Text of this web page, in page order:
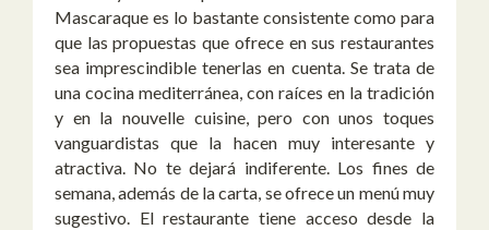
Mascaraque es lo bastante consistente como para
que las propuestas que ofrece en sus restaurantes
sea imprescindible tenerlas en cuenta. Se trata de
una cocina mediterránea, con raíces en la tradición
y en la nouvelle cuisine, pero con unos toques
vanguardistas que la hacen muy interesante y
atractiva. No te dejará indiferente. Los fines de
semana, además de la carta, se ofrece un menú muy
sugestivo. El restaurante tiene acceso desde la